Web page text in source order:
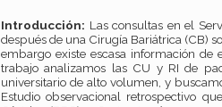
Introducción: Las consultas en el
después de una Cirugía Bariátrica (CB)
embargo existe escasa información de
trabajo analizamos las CU y RI de
universitario de alto volumen, y
Estudio observacional retrospectivo